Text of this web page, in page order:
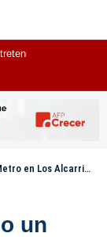
apertura en febrero de 2026
un